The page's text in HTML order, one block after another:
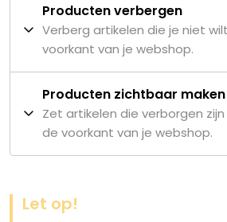
Producten verbergen
Verberg artikelen die je niet
voorkant van je webshop.
Producten zichtbaar maken
Zet artikelen die verborgen
de voorkant van je webshop.
Let op!